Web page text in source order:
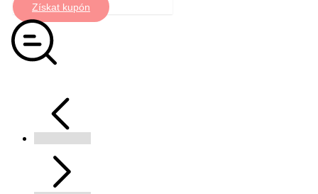
Získat kupón